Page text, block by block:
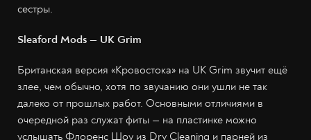
сестры.
Sleaford Mods — UK Grim
Британская версия «Кровостока» на UK Grim звучит ещё
злее, чем обычно, хотя по звучанию они ушли не так
далеко от прошлых работ. Основными отличиями в
очередной раз служат фиты — на пластинке можно
услышать Флоренс Шоу из Dry Cleaning и парней из